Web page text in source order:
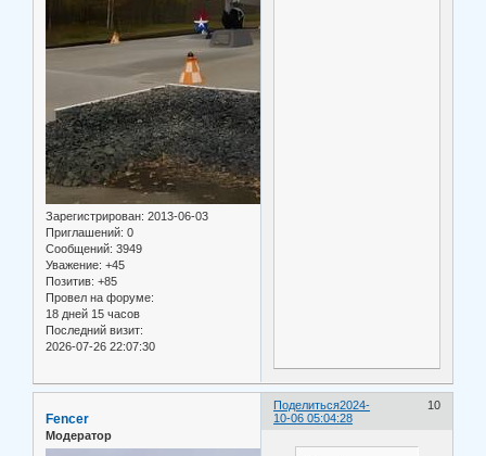
Зарегистрирован: 2013-06-03
Приглашений: 0
Сообщений: 3949
Уважение: +45
Позитив: +85
Провел на форуме:
18 дней 15 часов
Последний визит:
2026-07-26 22:07:30
Поделиться 10
2024-
10-06 05:04:28
Fencer
Модератор